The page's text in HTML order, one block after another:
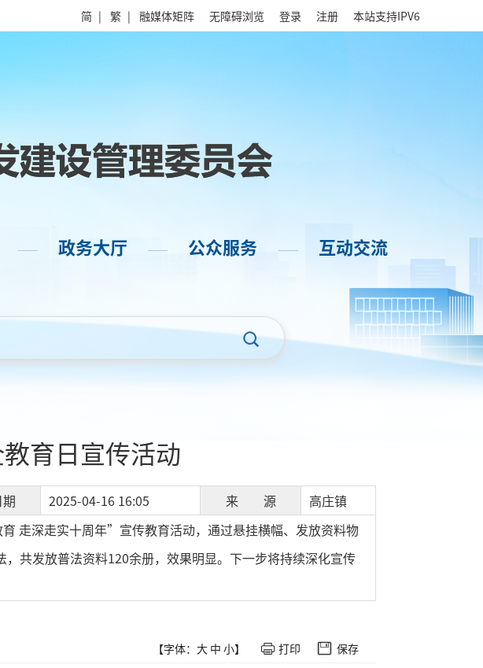
简 | 繁 | 融媒体矩阵 无障碍浏览 登录 注册 本站支持IPV6
—— 政务大厅 —— 公众服务 —— 互动交流
育日宣传活动
2025-04-16 16:05 来 源 高庄镇
走深走实十周年”宣传教育活动，通过悬挂横幅、发放资料物
共发放普法资料120余册，效果明显。下一步将持续深化宣传
【字体： 大 中 小】 打印 保存